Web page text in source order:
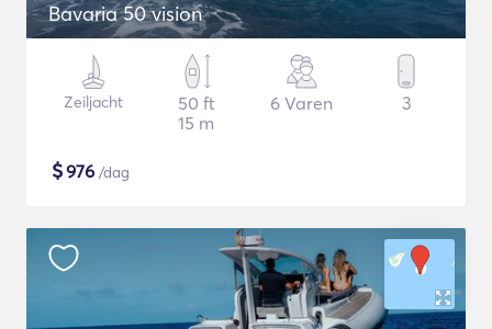
Bavaria 50 vision
Zeiljacht
50 ft
15 m
6 Varen 3
$976 /dag